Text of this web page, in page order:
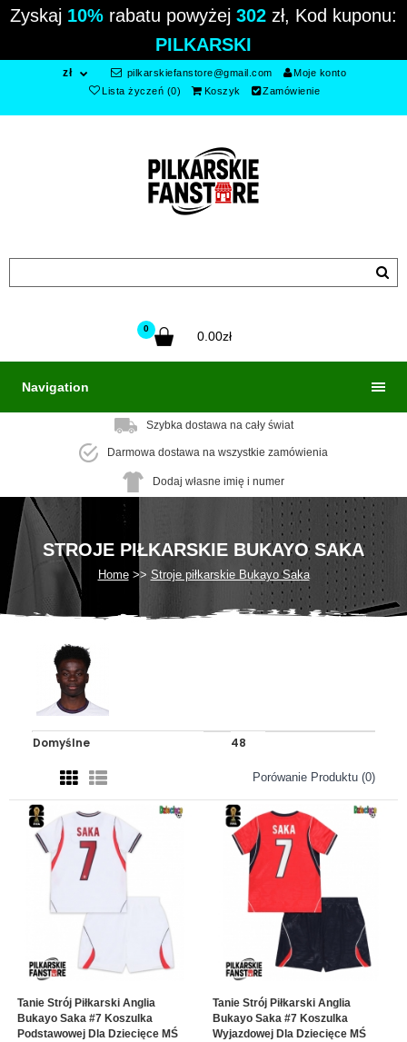
Zyskaj 10% rabatu powyżej 302 zł, Kod kuponu:
PILKARSKI
zł pilkarskiefanstore@gmail.com
Moje konto
Lista życzeń (0)
Koszyk Zamówienie
0
0.00zł
Navigation
Szybka dostawa na cały świat
Darmowa dostawa na wszystkie zamówienia
Dodaj własne imię i numer
STROJE PIŁKARSKIE BUKAYO SAKA
Home Stroje piłkarskie Bukayo Saka
Porówanie Produktu (0)
Tanie Strój Piłkarski Anglia
Bukayo Saka #7 Koszulka
Podstawowej Dla Dziecięce MŚ
Tanie Strój Piłkarski Anglia
Bukayo Saka #7 Koszulka
Wyjazdowej Dla Dziecięce MŚ